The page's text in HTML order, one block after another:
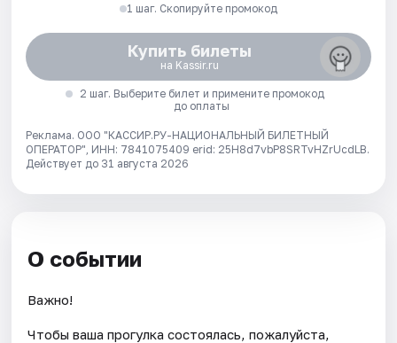
1 шаг. Скопируйте промокод
Купить билеты
на Kassir.ru
2 шаг. Выберите билет и примените промокод
до оплаты
Реклама. ООО "КАССИР.РУ-НАЦИОНАЛЬНЫЙ БИЛЕТНЫЙ
ОПЕРАТОР", ИНН: 7841075409 erid: 25H8d7vbP8SRTvHZrUcdLB.
Действует до 31 августа 2026
О событии
Важно!
Чтобы ваша прогулка состоялась, пожалуйста,